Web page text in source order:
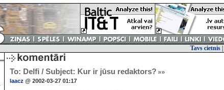
Tavs cietnis
To: Delfi / Subject: Kur ir jūsu redaktors? »»
laacz @ 2002-03-27 01:17